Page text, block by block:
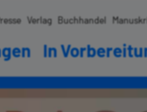
Verlag Buchhandel
In